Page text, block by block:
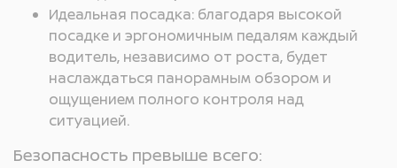
Идеальная посадка: благодаря высокой
посадке и эргономичным педалям каждый
водитель, независимо от роста, будет
наслаждаться панорамным обзором и
ощущением полного контроля над
ситуацией.
Безопасность превыше всего: